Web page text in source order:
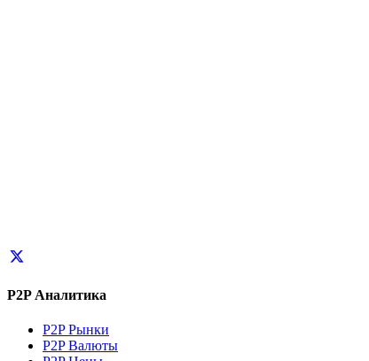
P2P Аналитика
P2P Рынки
P2P Валюты